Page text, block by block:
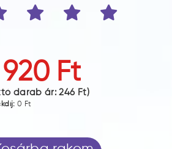
Ft
darab ár:246 Ft)
0 Ft